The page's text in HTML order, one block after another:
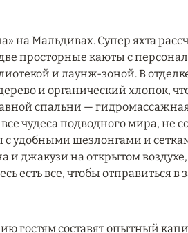
на Мальдивах. Супер яхта
просторные каюты с
и лаунж-зоной. В
и органический хлопок,
спальни —
чудеса подводного мира, не
удобными шезлонгами и
джакузи на открытом воздухе,
есть все, чтобы отправиться
гостям составят опытный